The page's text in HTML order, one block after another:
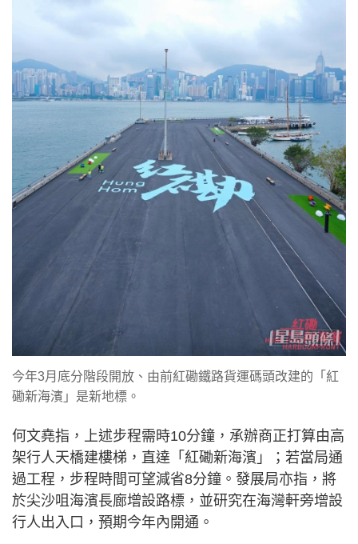
今年3月底分階段開放、由前紅磡鐵路貨運碼頭改建的「紅
磡新海濱」是新地標。
何文堯指，上述步程需時10分鐘，承辦商正打算由高
架行人天橋建樓梯，直達「紅磡新海濱」；若當局通
過工程，步程時間可望減省8分鐘。發展局亦指，將
於尖沙咀海濱長廊增設路標，並研究在海灣軒旁增設
行人出入口，預期今年內開通。